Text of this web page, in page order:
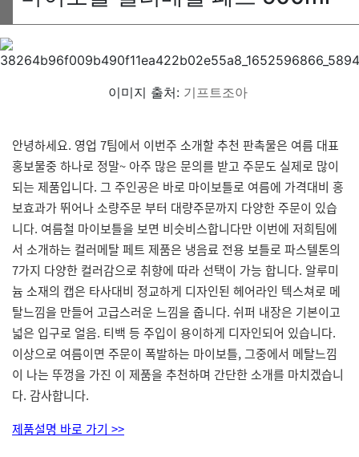
이미지 출처: 기프트조아
안녕하세요. 영업 7팀에서 이번주 소개할 추천 판촉물은 여름 대표
홍보물중 하나로 정말~ 아주 많은 문의를 받고 주문도 실제로 많이
되는 제품입니다. 그 주인공은 바로 마이보틀로 여름에 가격대비 홍
보효과가 뛰어나 소량주문 부터 대량주문까지 다양한 주문이 있습
니다. 여름철 마이보틀을 보면 비슷비스합니다만 이번에 저희팀에
서 소개하는 컬러메탈 페트 제품은 냉음료 전용 보틀로 파스텔톤의
7가지 다양한 컬러감으로 취향에 따라 선택이 가능 합니다. 알루미
늄 소재의 캡은 타사대비 정교하게 디자인된 헤어라인 텍스쳐로 메
탈느낌을 만들어 고급스러운 느낌을 줍니다. 쉬퍼 내장은 기본이고
넓은 입구로 얼음. 티백 등 주입이 용이하게 디자인되어 있습니다.
이상으로 여름이면 주문이 폭발하는 마이보틀, 그중에서 메탈느낌
이 나는 뚜껑을 가진 이 제품을 추천하며 간단한 소개를 마치겠습니
다. 감사합니다.
제품설명 바로 가기 >>